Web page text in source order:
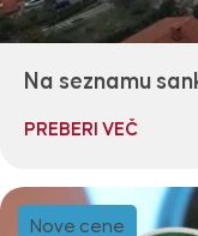
Na seznamu
PREBERI VEČ
Nove cene